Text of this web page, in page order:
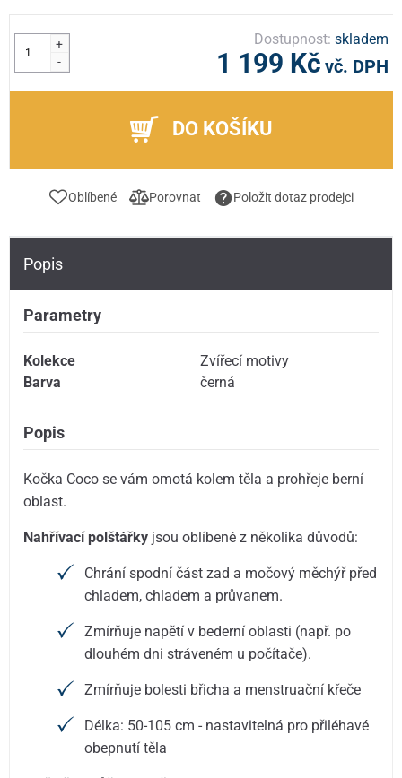
+
-
Dostupnost:skladem
1 199 Kč vč. DPH
DO KOŠÍKU
Oblíbené Porovnat Položit dotaz prodejci
Popis
Parametry
Kolekce
Zvířecí motivy
Barva
černá
Popis
Kočka Coco se vám omotá kolem těla a prohřeje berní
oblast.
Nahřívací polštářky jsou oblíbené z několika důvodů:
Chrání spodní část zad a močový měchýř před
chladem, chladem a průvanem.
Zmírňuje napětí v bederní oblasti (např. po
dlouhém dni stráveném u počítače).
Zmírňuje bolesti břicha a menstruační křeče
Délka: 50-105 cm - nastavitelná pro přiléhavé
obepnutí těla